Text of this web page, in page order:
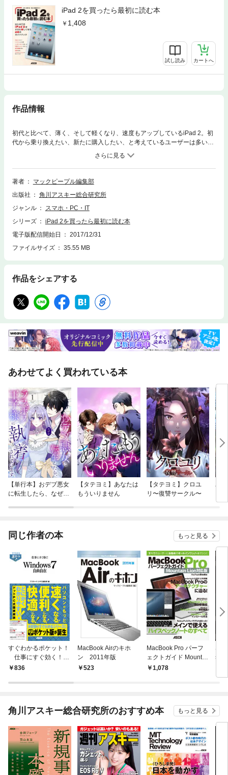
iPad 2を買ったら最初に読む本
1,408
試し読み カートへ
作品情報
初代と比べて、薄く、そして軽くなり、速度もアップしているiPad 2。初
代から乗り換えたい、新たに購入したい、と考えているユーザーは多いで
しょう。iPad 2を手に入れたら、どんなことができるのか？ 本書では、iP
ad 2と一緒に楽しめることを、インターネット／写真やムービー/電子書
籍/音楽──のカテゴリーごとにわかりやすく解説しています。また、iPad
2に入れておくと便利なお勧めアプリケーションも紹介。iPad 2をはじめ
著者
マックピープル編集部
出版社
角川アスキー総合研究所
ジャンル
スマホ・PC・IT
シリーズ
iPad 2を買ったら最初に読む本
電子版配信開始日
2017/12/31
ファイルサイズ
35.55 MB
作品をシェアする
あわせてよく買われている本
【単行本】おデブ悪女
に転生したら、なぜか
【タテヨミ】あなたは
もういりません
【タテヨミ】クロユ
リ〜復讐サークル〜
バ
今
同じ作者の本 もっと見る
すぐわかるポケット！
仕事にすぐ効く！
Windows7自由自在
836
MacBook Airのキホ
ン 2011年版
523
MacBook Pro パーフ
ェクトガイド Mountai
n Lion対応版
1,078
角川アスキー総合研究所のおすすめ本 もっと見る